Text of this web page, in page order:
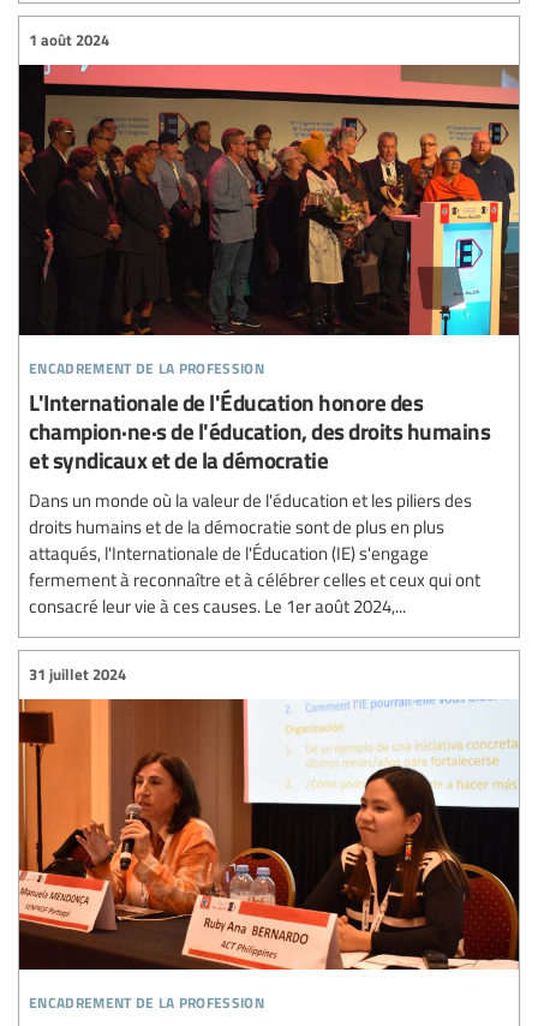
encadrement de la profession
1 août 2024
L'Internationale de l'Éducation honore des
champion·ne·s de l'éducation, des droits humains
et syndicaux et de la démocratie
Dans un monde où la valeur de l'éducation et les piliers des
droits humains et de la démocratie sont de plus en plus
attaqués, l'Internationale de l'Éducation (IE) s'engage
fermement à reconnaître et à célébrer celles et ceux qui ont
consacré leur vie à ces causes. Le 1er août 2024,...
encadrement de la profession
31 juillet 2024